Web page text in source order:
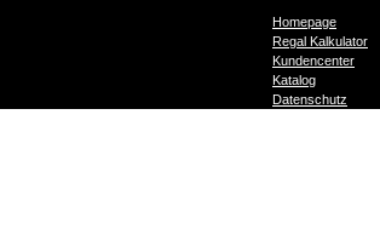
Homepage
Regal Kalkulator
Kundencenter
Katalog
Datenschutz